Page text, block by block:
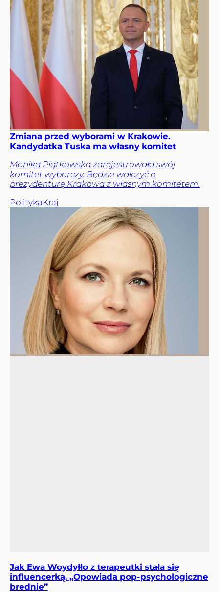
Zmiana przed wyborami w Krakowie.
Kandydatka Tuska ma własny komitet
Monika Piątkowska zarejestrowała swój
komitet wyborczy. Będzie walczyć o
prezydenturę Krakowa z własnym komitetem.
PolitykaKraj
Jak Ewa Woydyłło z terapeutki stała się
influencerką. „Opowiada pop-psychologiczne
brednie”